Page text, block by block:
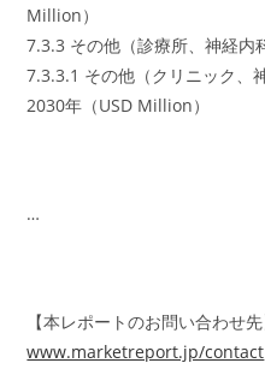
Million）
7.3.3 その他（診療所、神経内
7.3.3.1 その他（クリニック、
2030年（USD Million）
…
【本レポートのお問い合わせ先
www.marketreport.jp/contact